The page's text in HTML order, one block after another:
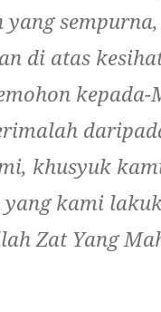
di atas
kepada-
khusyuk
kami
Zat Yang